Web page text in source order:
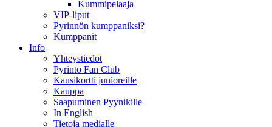
Kummipelaaja
VIP-liput
Pyrinnön kumppaniksi?
Kumppanit
Info
Yhteystiedot
Pyrintö Fan Club
Kausikortti junioreille
Kauppa
Saapuminen Pyynikille
In English
Tietoja medialle